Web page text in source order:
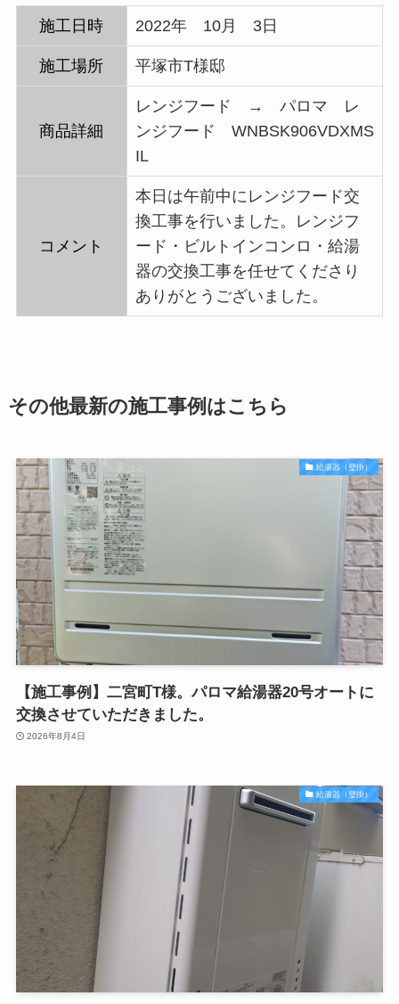
施工日時 2022年 10月 3日
施工場所 平塚市T様邸
商品詳細
レンジフード → パロマ レ
ンジフード WNBSK906VDXMS
IL
コメント
本日は午前中にレンジフード交
換工事を行いました。レンジフ
ード・ビルトインコンロ・給湯
器の交換工事を任せてくださり
ありがとうございました。
その他最新の施工事例はこちら
給湯器（壁掛）
【施工事例】二宮町T様。パロマ給湯器20号オートに
交換させていただきました。
2026年8月4日
給湯器（壁掛）